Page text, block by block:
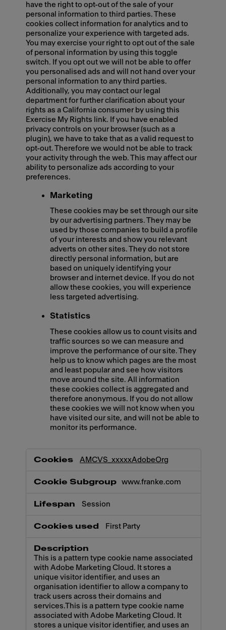
have the right to opt-out of the sale of your
personal information to third parties. These
cookies collect information for analytics and to
personalize your experience with targeted ads.
You may exercise your right to opt out of the sale
of personal information by using this toggle
switch. If you opt out we will not be able to offer
you personalised ads and will not hand over your
personal information to any third parties.
Additionally, you may contact our legal
department for further clarification about your
rights as a California consumer by using this
Exercise My Rights link. If you have enabled
privacy controls on your browser (such as a
plugin), we have to take that as a valid request to
opt-out. Therefore we would not be able to track
your activity through the web. This may affect our
ability to personalize ads according to your
preferences.
Marketing
These cookies may be set through our site
by our advertising partners. They may be
used by those companies to build a profile
of your interests and show you relevant
adverts on other sites. They do not store
directly personal information, but are
based on uniquely identifying your
browser and internet device. If you do not
allow these cookies, you will experience
less targeted advertising.
Statistics
These cookies allow us to count visits and
traffic sources so we can measure and
improve the performance of our site. They
help us to know which pages are the most
and least popular and see how visitors
move around the site. All information
these cookies collect is aggregated and
therefore anonymous. If you do not allow
these cookies we will not know when you
have visited our site, and will not be able to
monitor its performance.
AMCVS_xxxxxAdobeOrg
www.franke.com
Session
First Party
This is a pattern type cookie name associated
with Adobe Marketing Cloud. It stores a
unique visitor identifier, and uses an
organisation identifier to allow a company to
track users across their domains and
services.This is a pattern type cookie name
associated with Adobe Marketing Cloud. It
stores a unique visitor identifier, and uses an